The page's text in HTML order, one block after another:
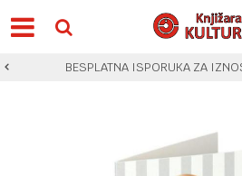
BESPLATNA ISPORUKA ZA